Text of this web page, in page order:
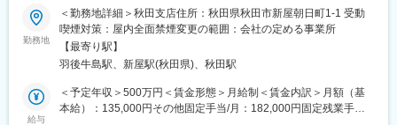
★防災意識の高まりで安定需要が見込まれ、専門性を磨ける分野
★未経験でも安心の教育・サポート体制。OJTに加え、資格取得
支援や外部研修も充実
★資格取得後は施工管理やリーダー職へのキャリアアップも可
■組織構成：
■ポジション概要：
大手ハウスメーカーや地元工務店等への法人営業として、住宅新
築やリフォーム現場における、キッチン・バスなどの住宅商品の
販売・設置工事提案などをお任せします。
※ハウスメーカーから新築やリフォームの際に、住宅商品と工事の
依頼を頂ける関係性ができているため、基本的には既存取引先へ
勤務地
＜勤務地詳細＞秋田支店住所：秋田県秋田市新屋朝日町1-1 受動
喫煙対策：屋内全面禁煙変更の範囲：会社の定める事業所
【最寄り駅】
羽後牛島駅、新屋駅(秋田県)、秋田駅
給与
＜予定年収＞500万円＜賃金形態＞月給制＜賃金内訳＞月額（基
本給）：135,000円その他固定手当/月：182,000円固定残業手当/